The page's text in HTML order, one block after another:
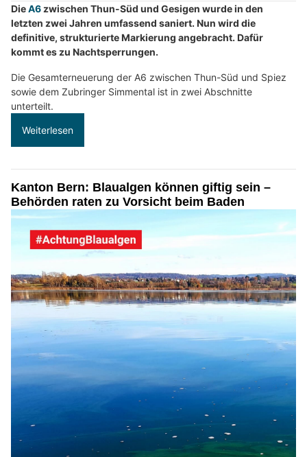
DieA6 zwischen Thun-Süd und Gesigen wurde in den
letzten zwei Jahren umfassend saniert. Nun wird die
definitive, strukturierte Markierung angebracht. Dafür
kommt es zu Nachtsperrungen.
Die Gesamterneuerung der A6 zwischen Thun-Süd und Spiez
sowie dem Zubringer Simmental ist in zwei Abschnitte
unterteilt.
Weiterlesen
Kanton Bern: Blaualgen können giftig sein –
Behörden raten zu Vorsicht beim Baden